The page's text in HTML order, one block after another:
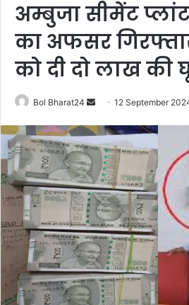
अम्बुजा सीमेंट
का अफसर
को दी दो लाख की
Bol Bharat24
Send
email
12 September